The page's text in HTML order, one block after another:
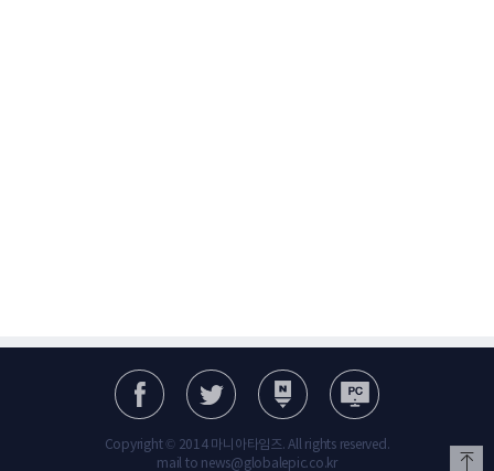
Copyright © 2014 마니아타임즈. All rights reserved.
mail to news@globalepic.co.kr